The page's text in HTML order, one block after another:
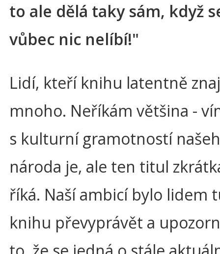
to ale dělá taky sám, když
vůbec nic nelíbí!"
Lidí, kteří knihu latentně
mnoho. Neříkám většina -
s kulturní gramotností
národa je, ale ten titul
říká. Naší ambicí bylo lidem
knihu převyprávět a